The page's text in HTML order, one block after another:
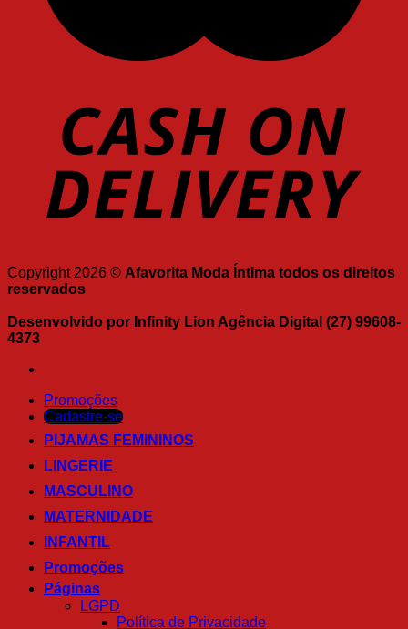
Copyright 2026 © Afavorita Moda Íntima todos os direitos
reservados
Desenvolvido por Infinity Lion Agência Digital (27) 99608-
4373
Promoções
Cadastre-se
PIJAMAS FEMININOS
LINGERIE
MASCULINO
MATERNIDADE
INFANTIL
Promoções
Páginas
LGPD
Política de Privacidade